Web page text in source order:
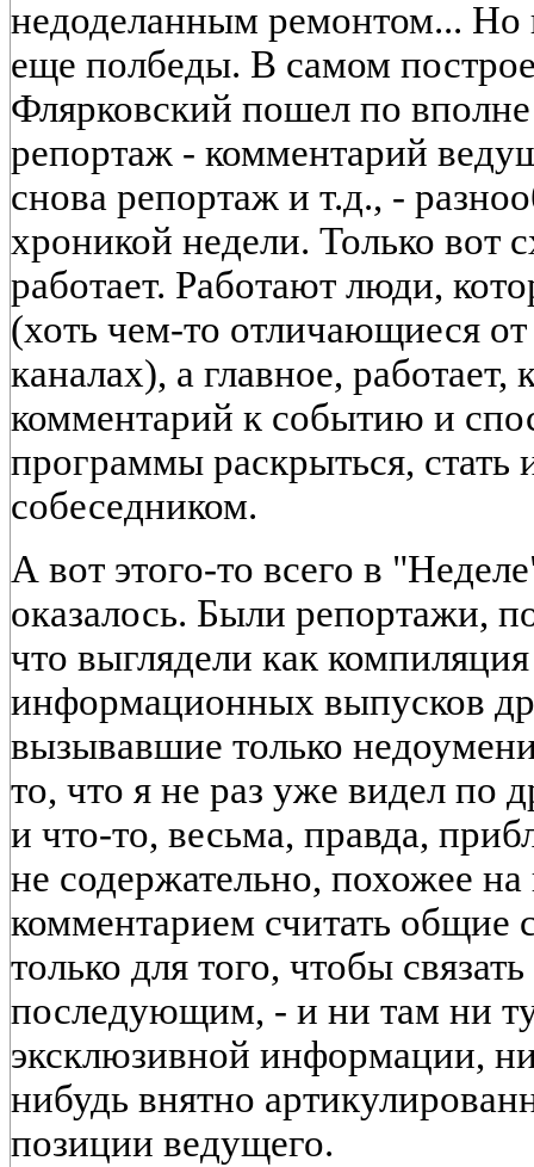
недоделанным ремонтом... Но
еще полбеды. В самом
Флярковский пошел по
репортаж - комментарий
снова репортаж и т.д., -
хроникой недели. Только вот
работает. Работают люди,
(хоть чем-то отличающиеся
каналах), а главное,
комментарий к событию и
программы раскрыться, стать
собеседником.
А вот этого-то всего в
оказалось. Были репортажи,
что выглядели как
информационных выпусков
вызывавшие только
то, что я не раз уже видел по
и что-то, весьма, правда,
не содержательно, похожее
комментарием считать общие
только для того, чтобы
последующим, - и ни там ни
эксклюзивной информации,
нибудь внятно
позиции ведущего.